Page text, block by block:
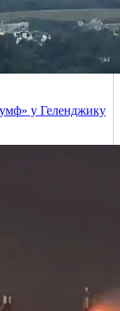
у Геленджику